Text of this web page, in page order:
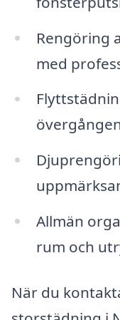
Rengöring
med
Allmän
rum och
När du